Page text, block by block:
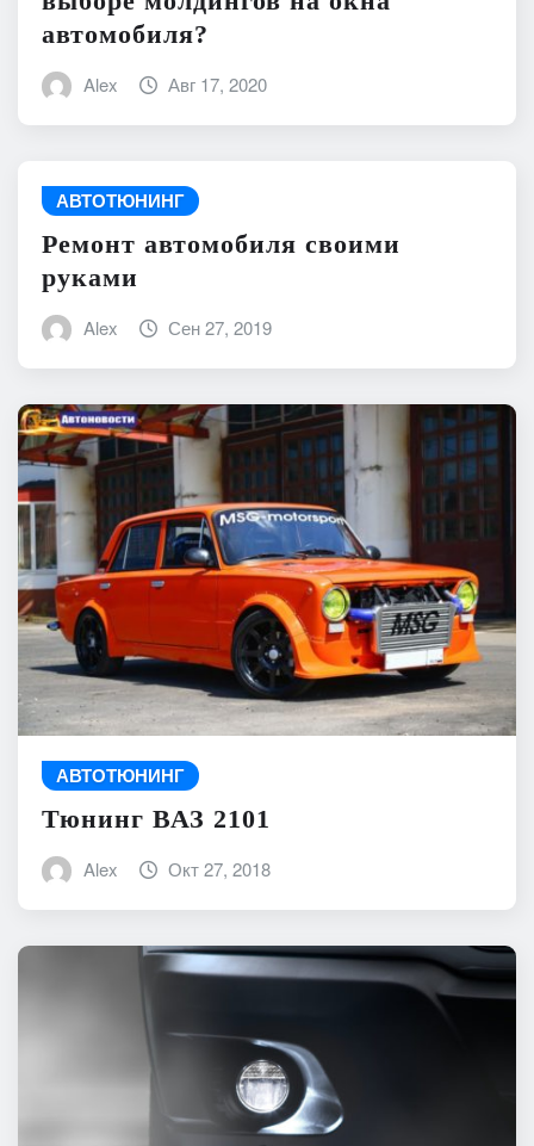
автомобиля?
Alex Авг 17, 2020
АВТОТЮНИНГ
Ремонт автомобиля своими
руками
Alex Сен 27, 2019
АВТОТЮНИНГ
Тюнинг ВАЗ 2101
Alex Окт 27, 2018